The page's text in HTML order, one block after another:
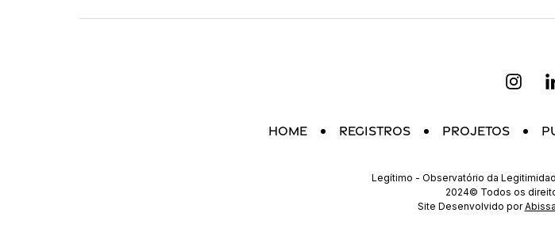
Home Registros Projetos
Legítimo - Observatório da
2024© Todos os
Site Desenvolvido por